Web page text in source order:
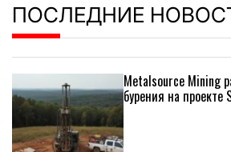
ПОСЛЕДНИЕ
Metalsource Mining
бурения на